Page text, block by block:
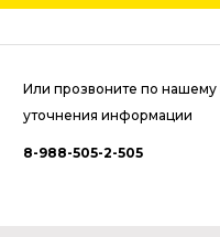
Или прозвоните по нашему
уточнения информации
8-988-505-2-505